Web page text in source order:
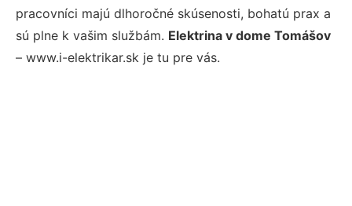
pracovníci majú dlhoročné skúsenosti, bohatú prax a
sú plne k vašim službám. Elektrina v dome Tomášov
– www.i-elektrikar.sk je tu pre vás.